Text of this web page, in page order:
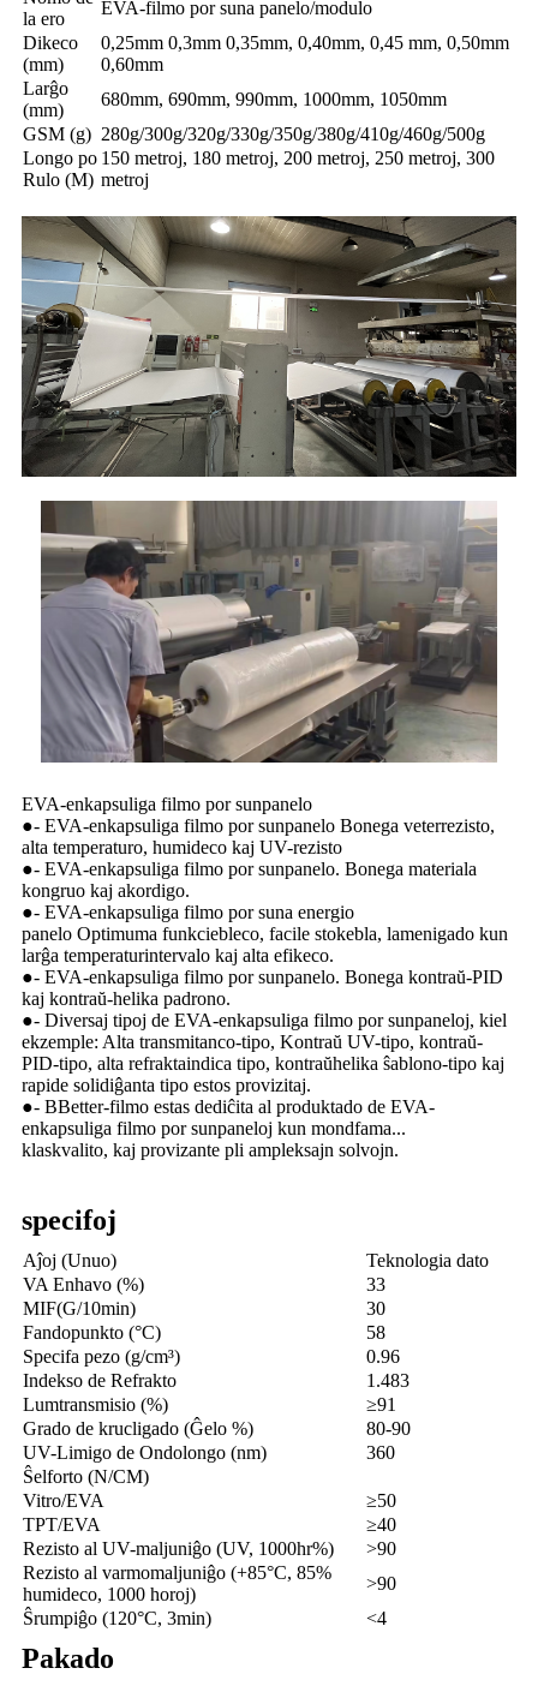
la ero
EVA-filmo por suna panelo/modulo
Dikeco
(mm)
0,25mm 0,3mm 0,35mm, 0,40mm, 0,45 mm, 0,50mm
0,60mm
Larĝo
(mm)
680mm, 690mm, 990mm, 1000mm, 1050mm
GSM (g) 280g/300g/320g/330g/350g/380g/410g/460g/500g
Longo po
Rulo (M)
150 metroj, 180 metroj, 200 metroj, 250 metroj, 300
metroj
EVA-enkapsuliga filmo por sunpanelo
●- EVA-enkapsuliga filmo por sunpanelo Bonega veterrezisto,
alta temperaturo, humideco kaj UV-rezisto
●- EVA-enkapsuliga filmo por sunpanelo. Bonega materiala
kongruo kaj akordigo.
●- EVA-enkapsuliga filmo por suna energio
panelo Optimuma funkciebleco, facile stokebla, lamenigado kun
larĝa temperaturintervalo kaj alta efikeco.
●- EVA-enkapsuliga filmo por sunpanelo. Bonega kontraŭ-PID
kaj kontraŭ-helika padrono.
●- Diversaj tipoj de EVA-enkapsuliga filmo por sunpaneloj, kiel
ekzemple: Alta transmitanco-tipo, Kontraŭ UV-tipo, kontraŭ-
PID-tipo, alta refraktaindica tipo, kontraŭhelika ŝablono-tipo kaj
rapide solidiĝanta tipo estos provizitaj.
●- BBetter-filmo estas dediĉita al produktado de EVA-
enkapsuliga filmo por sunpaneloj kun mondfama...
klaskvalito, kaj provizante pli ampleksajn solvojn.
specifoj
Aĵoj (Unuo)
Teknologia dato
VA Enhavo (%)
33
MIF(G/10min)
30
Fandopunkto (°C)
58
Specifa pezo (g/cm³)
0.96
Indekso de Refrakto
1.483
Lumtransmisio (%)
≥91
Grado de krucligado (Ĝelo %)
80-90
UV-Limigo de Ondolongo (nm)
360
Ŝelforto (N/CM)
Vitro/EVA
≥50
TPT/EVA
≥40
Rezisto al UV-maljuniĝo (UV, 1000hr%)
>90
Rezisto al varmomaljuniĝo (+85°C, 85%
humideco, 1000 horoj)
>90
Ŝrumpiĝo (120°C, 3min)
<4
Pakado